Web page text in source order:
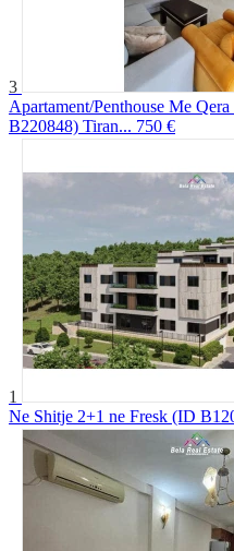
3
Apartament/Penthouse Me
B220848) Tiran... 750 €
1
Ne Shitje 2+1 ne Fresk (ID